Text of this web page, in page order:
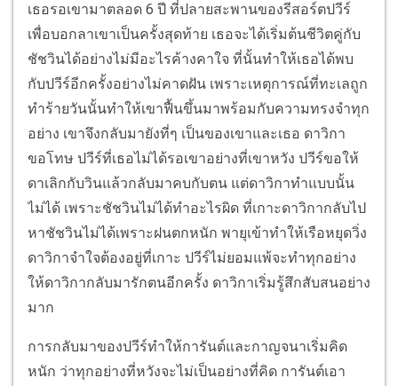
เธอรอเขามาตลอด 6 ปี ที่ปลายสะพานของรีสอร์ตปวีร์
เพื่อบอกลาเขาเป็นครั้งสุดท้าย เธอจะได้เริ่มต้นชีวิตคู่กับ
ชัชวินได้อย่างไม่มีอะไรค้างคาใจ ที่นั้นทำให้เธอได้พบ
กับปวีร์อีกครั้งอย่างไม่คาดฝัน เพราะเหตุการณ์ที่ทะเลถูก
ทำร้ายวันนั้นทำให้เขาฟื้นขึ้นมาพร้อมกับความทรงจำทุก
อย่าง เขาจึงกลับมายังที่ๆ เป็นของเขาและเธอ ดาวิกา
ขอโทษ ปวีร์ที่เธอไม่ได้รอเขาอย่างที่เขาหวัง ปวีร์ขอให้
ดาเลิกกับวินแล้วกลับมาคบกับตน แต่ดาวิกาทำแบบนั้น
ไม่ได้ เพราะชัชวินไม่ได้ทำอะไรผิด ที่เกาะดาวิกากลับไป
หาชัชวินไม่ได้เพราะฝนตกหนัก พายุเข้าทำให้เรือหยุดวิ่ง
ดาวิกาจำใจต้องอยู่ที่เกาะ ปวีร์ไม่ยอมแพ้จะทำทุกอย่าง
ให้ดาวิกากลับมารักตนอีกครั้ง ดาวิกาเริ่มรู้สึกสับสนอย่าง
มาก
การกลับมาของปวีร์ทำให้การันต์และกาญจนาเริ่มคิด
หนัก ว่าทุกอย่างที่หวังจะไม่เป็นอย่างที่คิด การันต์เอา